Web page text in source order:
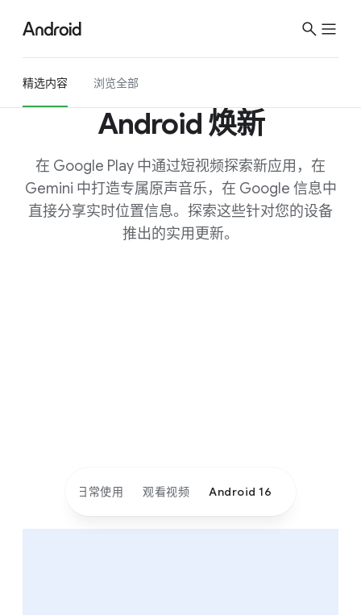
精选​内容 浏览​全部
Android 焕​新
在 Google Play 中​通过​短视​频探索​新​应用，​在
Gemin​i 中​打造​专属​原声​音乐，​在 Google 信息​中​
直接​分享实​时​位置​信息。​探索​这些​针对​您​的​设备​
推出​的​实用​更新。
日常使用 观看视频 Android 16